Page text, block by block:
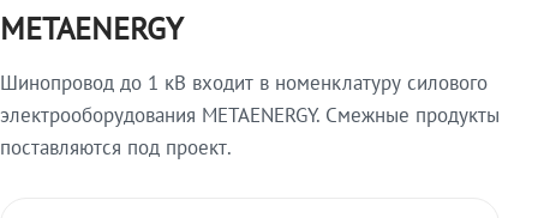
METAENERGY
Шинопровод до 1 кВ входит в номенклатуру силового
электрооборудования METAENERGY. Смежные продукты
поставляются под проект.